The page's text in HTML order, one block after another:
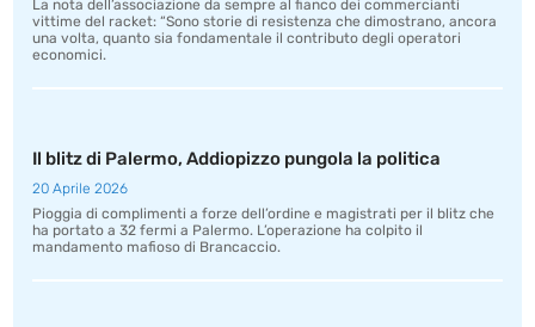
La nota dell’associazione da sempre al fianco dei commercianti
vittime del racket: “Sono storie di resistenza che dimostrano, ancora
una volta, quanto sia fondamentale il contributo degli operatori
economici.
Il blitz di Palermo, Addiopizzo pungola la politica
20 Aprile 2026
Pioggia di complimenti a forze dell’ordine e magistrati per il blitz che
ha portato a 32 fermi a Palermo. L’operazione ha colpito il
mandamento mafioso di Brancaccio.